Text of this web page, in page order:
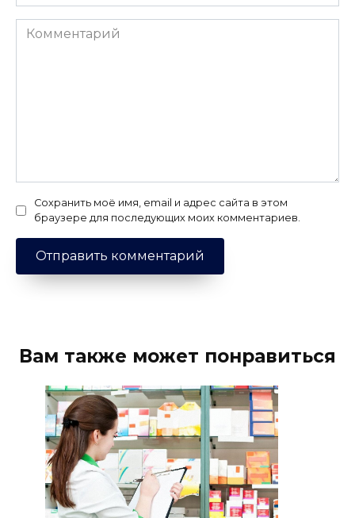
Комментарий
Сохранить моё имя, email и адрес сайта в этом
браузере для последующих моих комментариев.
Вам также может понравиться